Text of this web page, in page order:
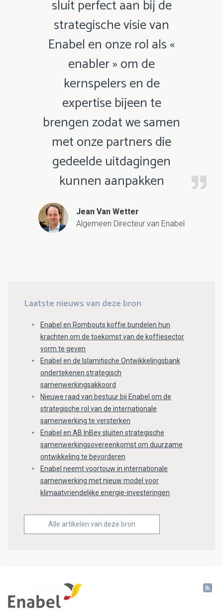
sluit perfect aan bij de
strategische visie van
Enabel en onze rol als «
enabler » om de
kernspelers en de
expertise bijeen te
brengen zodat we samen
met onze partners die
gedeelde uitdagingen
kunnen aanpakken
Jean Van Wetter
Algemeen Directeur van Enabel
Laatste nieuws van deze bron
Enabel en Rombouts koffie bundelen hun
krachten om de toekomst van de koffiesector
vorm te geven
Enabel en de Islamitische Ontwikkelingsbank
ondertekenen strategisch
samenwerkingsakkoord
Nieuwe raad van bestuur bij Enabel om de
strategische rol van de internationale
samenwerking te versterken
Enabel en AB InBev sluiten strategische
samenwerkingsovereenkomst om duurzame
ontwikkeling te bevorderen
Enabel neemt voortouw in internationale
samenwerking met nieuw model voor
klimaatvriendelijke energie-investeringen
Alle artikelen van deze bron